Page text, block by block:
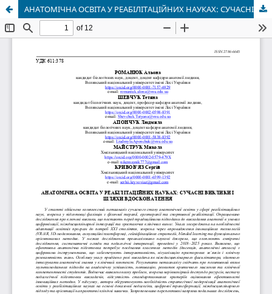
АНАТОМІЧНА ОСВІТА У РЕАБІЛІТАЦІЙНИХ НАУКАХ: СУЧАСНІ ВИКЛИКИ І ШЛЯХИ ВДОСКОНАЛЕННЯ